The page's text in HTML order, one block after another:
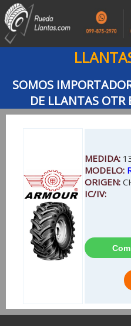
SOMOS
DE LLANTAS OTR
MEDIDA:
MODELO:
ORIGEN:
IC/IV: